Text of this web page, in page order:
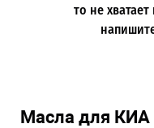
то не
Масла для